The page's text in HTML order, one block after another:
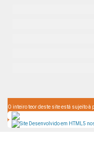
O inteiro teor deste site está sujeito